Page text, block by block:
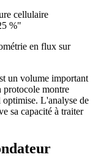
cellulaire
%"
en flux sur
un volume important
protocole montre
L'analyse de
sa capacité à traiter